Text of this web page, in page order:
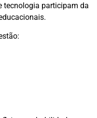
tecnologia participam da